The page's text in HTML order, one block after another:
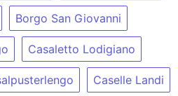
Borgo San Giovanni
Casaletto Lodigiano
Caselle Landi